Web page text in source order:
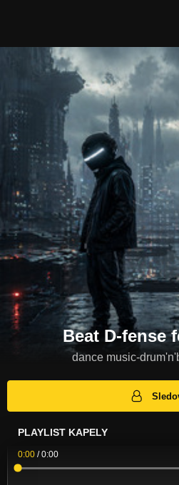
Beat D-fense
dance music-
PLAYLIST KAPELY
0:00 /0:00